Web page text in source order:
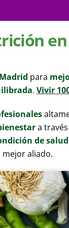
para
. Vivir
a través
de
aliado.